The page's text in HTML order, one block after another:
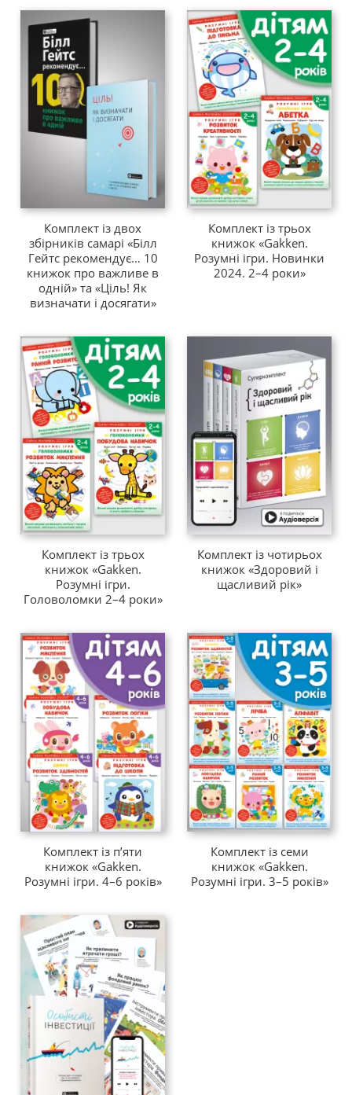
Комплект із двох
збірників самарі «Білл
Гейтс рекомендує… 10
книжок про важливе в
одній» та «Ціль! Як
визначати і досягати»
Комплект із трьох
книжок «Gakken.
Розумні ігри. Новинки
2024. 2–4 роки»
Комплект із трьох
книжок «Gakken.
Розумні ігри.
Головоломки 2–4 роки»
Комплект із чотирьох
книжок «Здоровий і
щасливий рік»
Комплект із п’яти
книжок «Gakken.
Розумні ігри. 4–6 років»
Комплект із семи
книжок «Gakken.
Розумні ігри. 3–5 років»